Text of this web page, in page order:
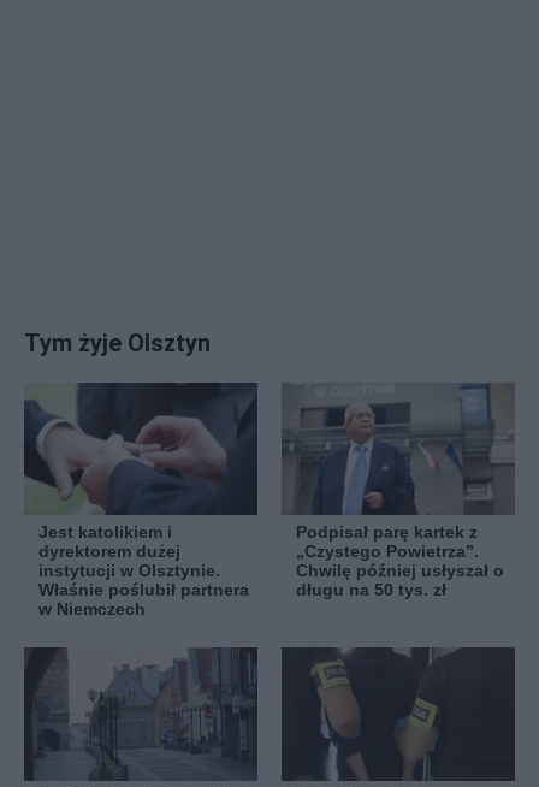
Tym żyje Olsztyn
Jest katolikiem i
dyrektorem dużej
instytucji w Olsztynie.
Właśnie poślubił partnera
w Niemczech
Podpisał parę kartek z
„Czystego Powietrza”.
Chwilę później usłyszał o
długu na 50 tys. zł